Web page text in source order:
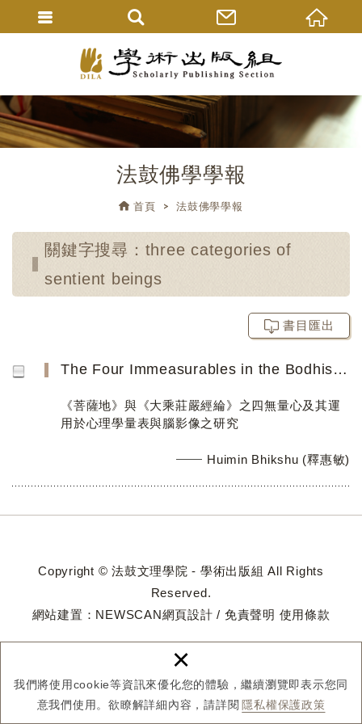
我們將使用cookie等資訊來優化您的體驗，繼續瀏覽即表示您同
意我們使用。欲瞭解詳細內容，請詳閱 隱私權保護政策
×
法鼓佛學學報
首頁 法鼓佛學學報
關鍵字搜尋：three categories of
sentient beings
書目匯出
The Four Immeasurables in the Bodhisattvabhūmi and Mahāyānasūtrālaṃkāra and their Implementation in a Mea...
《菩薩地》與《大乘莊嚴經綸》之四無量心及其運
用於心理學量表與腦影像之研究
Huimin Bhikshu (釋惠敏)
Copyright © 法鼓文理學院 - 學術出版組 All Rights
Reserved.
網站建置： NEWSCAN網頁設計 / 免責聲明 使用條款